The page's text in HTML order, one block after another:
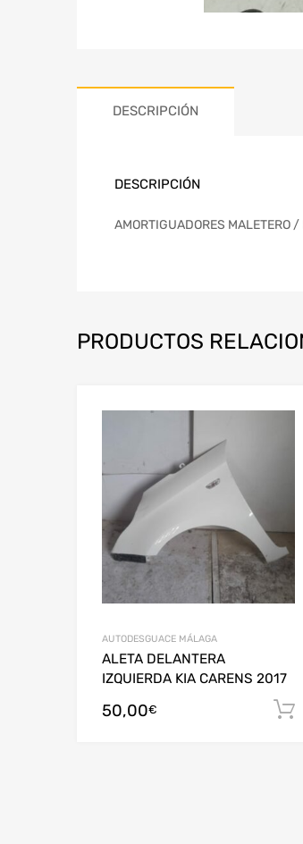
DESCRIPCIÓN
DESCRIPCIÓN
AMORTIGUADORES MALETERO
PRODUCTOS
AUTODESGUACE MÁLAGA
ALETA DELANTERA
IZQUIERDA KIA CARENS 2017
50,00€